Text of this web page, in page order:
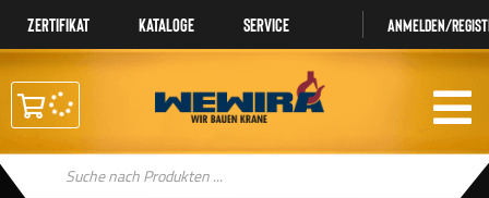
Zertifikat Kataloge Service Anmelden/
Products
search